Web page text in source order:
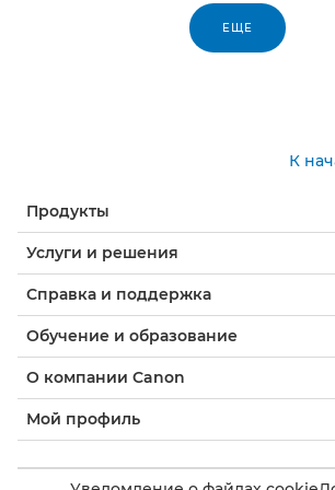
ЕЩЕ
К
Продукты
Услуги и решения
Справка и поддержка
Обучение и образование
О компании Canon
Мой профиль